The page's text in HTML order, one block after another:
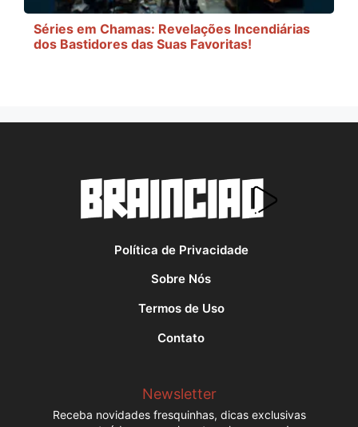
Séries em Chamas: Revelações Incendiárias
dos Bastidores das Suas Favoritas!
Política de Privacidade
Sobre Nós
Termos de Uso
Contato
Newsletter
Receba novidades fresquinhas, dicas exclusivas